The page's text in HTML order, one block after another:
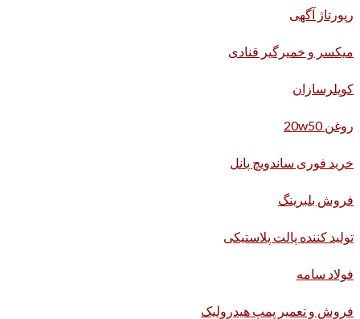
رپورتاژ آگهی
میکسر و خمیرگیر قنادی
کوپلرسازان
روغن 20w50
خرید فوری ساندویچ پانل
فروش بلبرینگ
تولید کننده پالت پلاستیکی
فولاد سامه
فروش و تعمیر پمپ هیدرولیک